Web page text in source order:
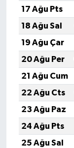
17 Ağu Pts
18 Ağu Sal
19 Ağu Çar
20 Ağu Per
21 Ağu Cum
22 Ağu Cts
23 Ağu Paz
24 Ağu Pts
25 Ağu Sal